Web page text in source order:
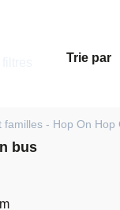
Trie par
familles - Hop On
bus